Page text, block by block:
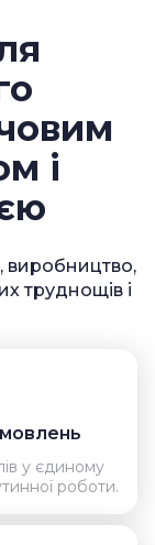
і
виробництво,
труднощів і
у єдиному
роботи.